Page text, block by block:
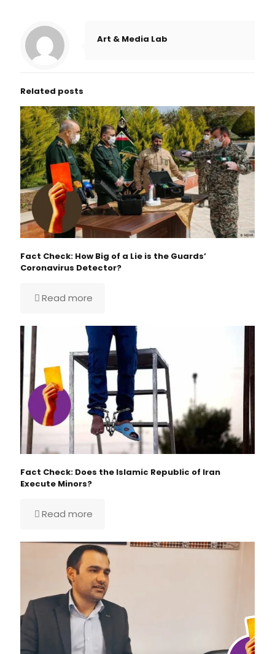
Art & Media Lab
Related posts
Fact Check: How Big of a Lie is the Guards’
Coronavirus Detector?
Read more
Fact Check: Does the Islamic Republic of Iran
Execute Minors?
Read more